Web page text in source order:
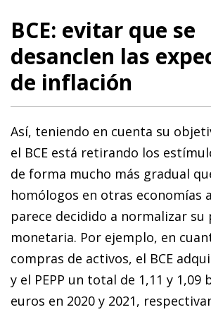
BCE: evitar que se
desanclen las
de inflación
Así, teniendo en cuenta su
el BCE está retirando los
de forma mucho más gradual
homólogos en otras economías
parece decidido a normalizar su
monetaria. Por ejemplo, en
compras de activos, el BCE
y el PEPP un total de 1,11 y 1,09
euros en 2020 y 2021,